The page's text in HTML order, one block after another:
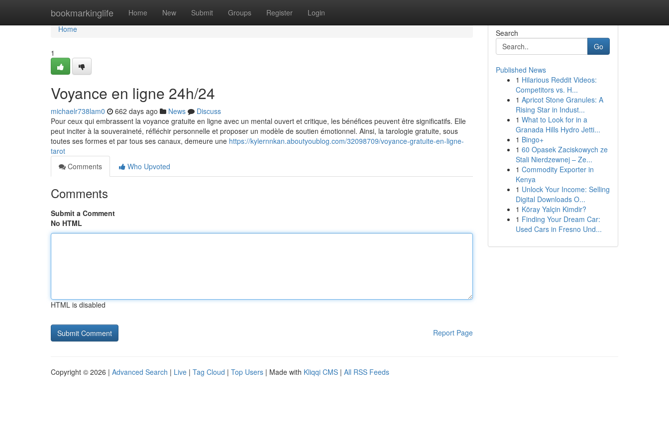
bookmarkinglife Home New Submit Groups Register Login
Home
Home
1
Voyance en ligne 24h/24
michaelr738lam0 662 days ago News
Discuss
Pour ceux qui embrassent la voyance gratuite en ligne avec un mental ouvert et critique, les bénéfices peuvent être significatifs. Elle
peut inciter à la souveraineté, réfléchir personnelle et proposer un modèle de soutien émotionnel. Ainsi, la tarologie gratuite, sous
toutes ses formes et par tous ses canaux, demeure une https://kylernnkan.aboutyoublog.com/32098709/voyance-gratuite-en-ligne-
tarot
Comments
Who Upvoted
Comments
Submit a Comment
No HTML
HTML is disabled
Report Page
Search
Go
Published News
1 Hilarious Reddit Videos:
Competitors vs. H...
1 Apricot Stone Granules: A
Rising Star in Indust...
1 What to Look for in a
Granada Hills Hydro Jetti...
1 Bingo+
1 60 Opasek Zaciskowych ze
Stali Nierdzewnej – Ze...
1 Commodity Exporter in
Kenya
1 Unlock Your Income: Selling
Digital Downloads O...
1 Köray Yalçin Kimdir?
1 Finding Your Dream Car:
Used Cars in Fresno Und...
Copyright © 2026 | Advanced Search | Live | Tag Cloud | Top Users | Made with Kliqqi CMS | All RSS Feeds